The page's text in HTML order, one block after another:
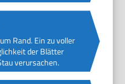
Rand. Ein zu voller
der Blätter
verursachen.